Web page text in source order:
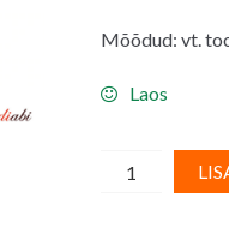
Mõõdud: vt.
Laos
Jäätisevorm/
silikoonvorm